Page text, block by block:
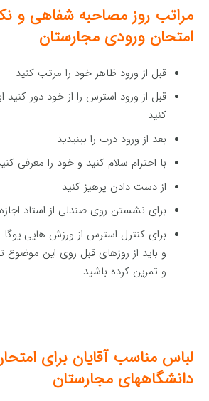
مراتب روز مصاحبه شفاهی و
امتحان ورودی مجارستان
قبل از ورود ظاهر خود را مرتب کنید
قبل از ورود استرس را از خود دور کنید
کنید
بعد از ورود درب را ببنیدید
با احترام سلام کنید و خود را معرفی
از دست دادن پرهیز کنید
برای نشستن روی صندلی از استاد
برای کنترل استرس از ورزش هایی یوگا
و باید از روزهای قبل روی این موضوع
و تمرین کرده باشید
لباس مناسب آقایان برای
دانشگاههای مجارستان